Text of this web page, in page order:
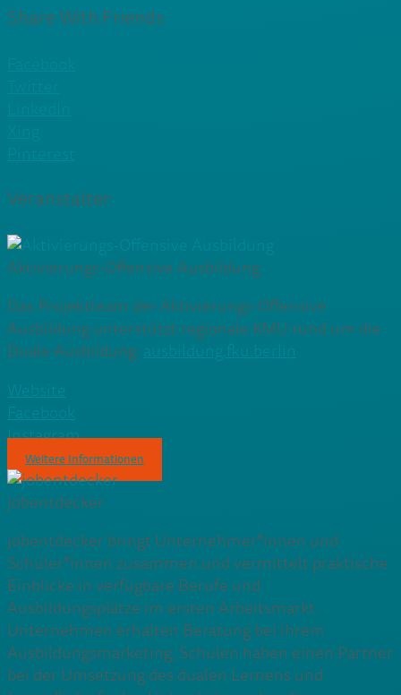
Share With Friends
Veranstalter
Aktivierungs-Offensive Ausbildung
Das Projektteam der Aktivierungs-Offensive
Ausbildung unterstützt regionale KMU rund um die
Duale Ausbildung:
Facebook
Instagram
Weitere Informationen
jobentdecker
jobentdecker bringt Unternehmer*innen und
Schüler*innen zusammen und vermittelt praktische
Einblicke in verfügbare Berufe und
Ausbildungsplätze im ersten Arbeitsmarkt.
Unternehmen erhalten Beratung bei ihrem
Ausbildungsmarketing, Schulen haben einen Partner
bei der Umsetzung des dualen Lernens und